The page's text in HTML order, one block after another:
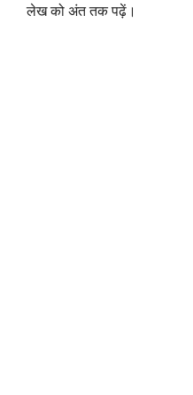
लेख को अंत तक पढ़ें।